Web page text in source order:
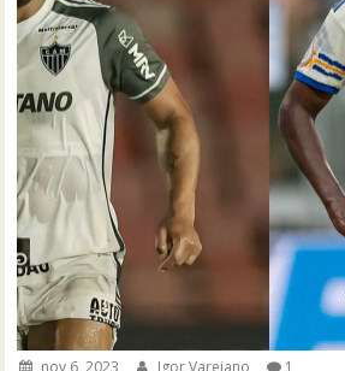
nov 6, 2023 Igor Varejano 1